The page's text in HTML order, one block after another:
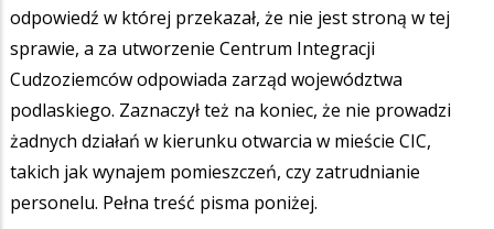
odpowiedź w której przekazał, że nie jest stroną w tej
sprawie, a za utworzenie Centrum Integracji
Cudzoziemców odpowiada zarząd województwa
podlaskiego. Zaznaczył też na koniec, że nie prowadzi
żadnych działań w kierunku otwarcia w mieście CIC,
takich jak wynajem pomieszczeń, czy zatrudnianie
personelu. Pełna treść pisma poniżej.